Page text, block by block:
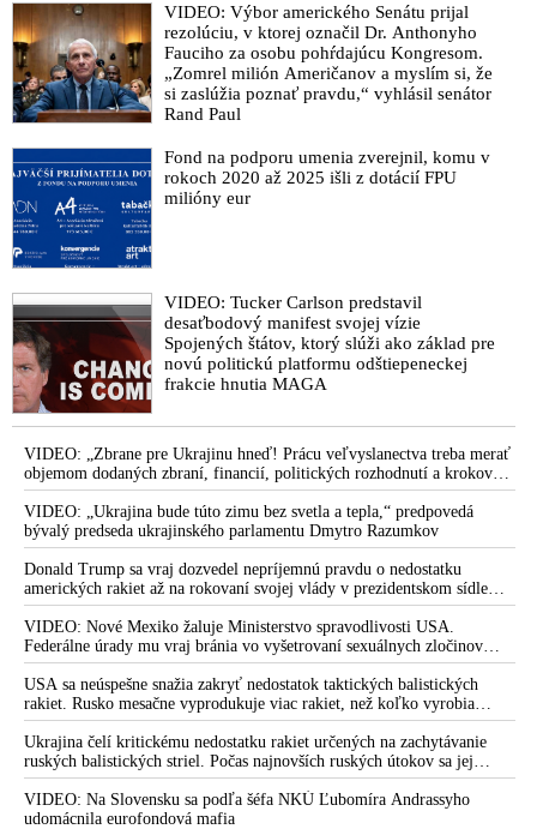
VIDEO: Výbor amerického Senátu prijal
rezolúciu, v ktorej označil Dr. Anthonyho
Fauciho za osobu pohŕdajúcu Kongresom.
„Zomrel milión Američanov a myslím si, že
si zaslúžia poznať pravdu,“ vyhlásil senátor
Rand Paul
Fond na podporu umenia zverejnil, komu v
rokoch 2020 až 2025 išli z dotácií FPU
milióny eur
VIDEO: Tucker Carlson predstavil
desaťbodový manifest svojej vízie
Spojených štátov, ktorý slúži ako základ pre
novú politickú platformu odštiepeneckej
frakcie hnutia MAGA
VIDEO: „Zbrane pre Ukrajinu hneď! Prácu veľvyslanectva treba merať
objemom dodaných zbraní, financií, politických rozhodnutí a krokov
tlaku na nepriateľa,“ povedal Volodymyr Zelenskyj zhromaždeným
ukrajinským diplomatom v Kyjeve. Donald Trump mu potom odkázal,
že USA Ukrajine nedodajú protiraketové systémy Patriot
VIDEO: „Ukrajina bude túto zimu bez svetla a tepla,“ predpovedá
bývalý predseda ukrajinského parlamentu Dmytro Razumkov
Donald Trump sa vraj dozvedel nepríjemnú pravdu o nedostatku
amerických rakiet až na rokovaní svojej vlády v prezidentskom sídle
Camp David v Marylande, a preto musel odložiť plánované útoky na
Irán. Prezident USA sa pre to údajne pohádal so šéfom Pentagónu, lebo
bol presvedčený o opaku
VIDEO: Nové Mexiko žaluje Ministerstvo spravodlivosti USA.
Federálne úrady mu vraj bránia vo vyšetrovaní sexuálnych zločinov
organizátora pedofilnej siete Jeffreyho Epsteina. Ten mal nariadiť, aby
dve dievčatá zo zahraničia, ktoré boli uškrtené počas drsného
fetišistického sexu, pochovali v blízkosti jeho ranča v tomto americkom
štáte
USA sa neúspešne snažia zakryť nedostatok taktických balistických
rakiet. Rusko mesačne vyprodukuje viac rakiet, než koľko vyrobia
všetci producenti systémov Patriot dohromady
Ukrajina čelí kritickému nedostatku rakiet určených na zachytávanie
ruských balistických striel. Počas najnovších ruských útokov sa jej
nepodarilo zostreliť ani jednu. Volodymyr Zelenskyj sa v zúfalstve snaží
prostredníctvom NATO zabezpečiť ich dodávky
VIDEO: Na Slovensku sa podľa šéfa NKÚ Ľubomíra Andrassyho
udomácnila eurofondová mafia